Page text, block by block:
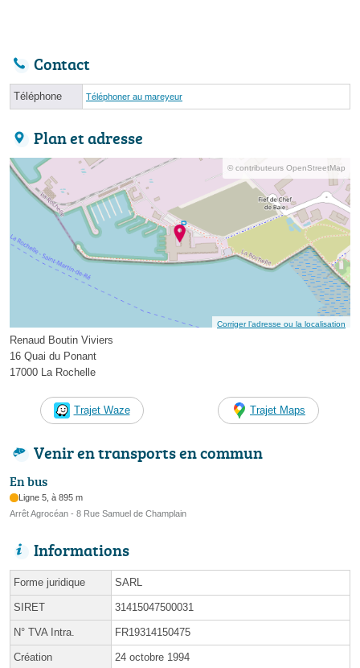
Contact
Téléphone Téléphoner au mareyeur
Plan et adresse
© contributeurs OpenStreetMap
Corriger l’adresse ou la localisation
Renaud Boutin Viviers
16 Quai du Ponant
17000 La Rochelle
Trajet Waze Trajet Maps
Venir en transports en commun
En bus
Ligne 5, à 895 m
Arrêt Agrocéan - 8 Rue Samuel de Champlain
Informations
Forme juridique SARL
SIRET 31415047500031
N° TVA Intra. FR19314150475
Création 24 octobre 1994